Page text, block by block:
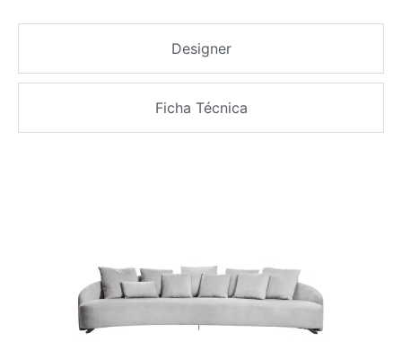
Designer
Ficha Técnica